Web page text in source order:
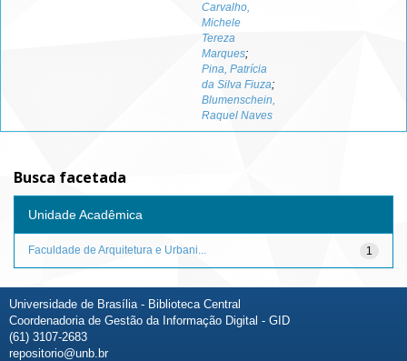
Carvalho,
Michele
Tereza
Marques;
Pina, Patrícia
da Silva Fiuza;
Blumenschein,
Raquel Naves
Busca facetada
Unidade Acadêmica
1
Faculdade de Arquitetura e Urbani...
Universidade de Brasília - Biblioteca Central
Coordenadoria de Gestão da Informação Digital - GID
(61) 3107-2683
repositorio@unb.br